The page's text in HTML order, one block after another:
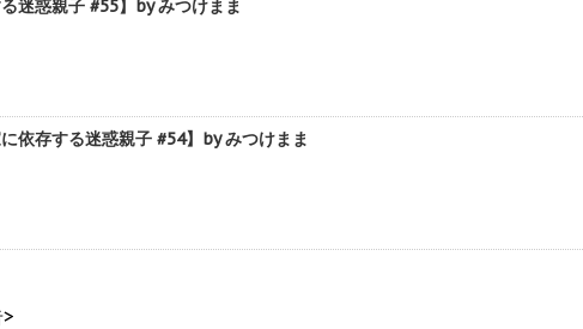
迷惑親子 #55】by みつけまま
依存する迷惑親子 #54】by みつけまま